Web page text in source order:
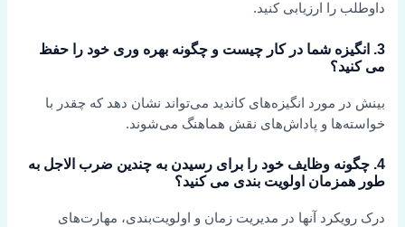
داوطلب را ارزیابی کنید.
3. انگیزه شما در کار چیست و چگونه بهره وری خود را حفظ
می کنید؟
بینش در مورد انگیزه‌های کاندید می‌تواند نشان دهد که چقدر با
خواسته‌ها و پاداش‌های نقش هماهنگ می‌شوند.
4. چگونه وظایف خود را برای رسیدن به چندین ضرب الاجل به
طور همزمان اولویت بندی می کنید؟
درک رویکرد آنها در مدیریت زمان و اولویت‌بندی، مهارت‌های